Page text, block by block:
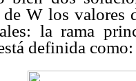
de W los valores
la rama
definida como: